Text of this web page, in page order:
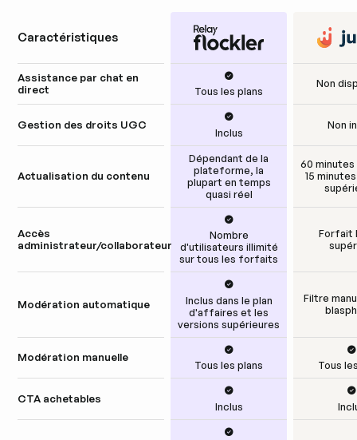
Caractéristiques Flockler
Assistance par chat en
direct
Tous les plans
Non
Gestion des droits UGC
Inclus
Non
Actualisation du contenu
Dépendant de la
plateforme, la
plupart en temps
quasi réel
60
15
Accès
administrateur/collaborateur
Nombre
d'utilisateurs illimité
sur tous les forfaits
Forfait
Modération automatique
Inclus dans le plan
d'affaires et les
versions supérieures
Filtre
Modération manuelle
Tous les plans Tous
CTA achetables
Inclus